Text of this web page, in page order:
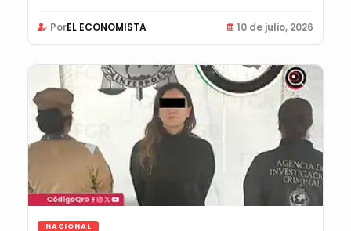
PorEL ECONOMISTA 10 de julio, 2026
NACIONAL